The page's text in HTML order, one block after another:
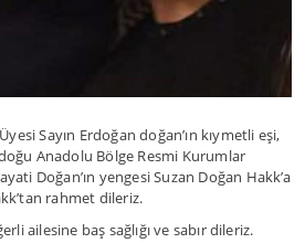
Sayın Erdoğan doğan’ın kıymetli eşi,
Anadolu Bölge Resmi Kurumlar
Doğan’ın yengesi Suzan Doğan Hakk’a
rahmet dileriz.
ailesine baş sağlığı ve sabır dileriz.